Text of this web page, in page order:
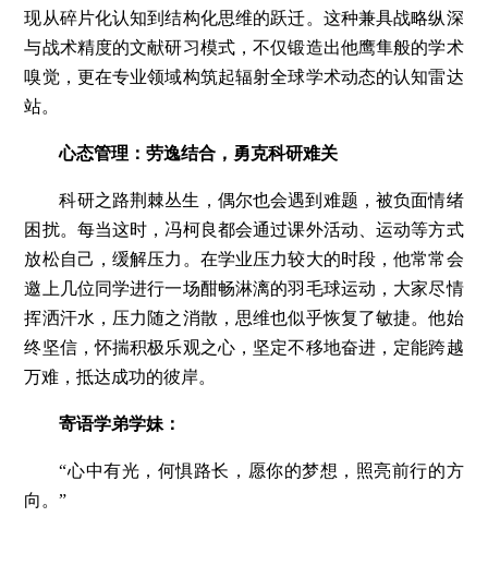
现从碎片化认知到结构化思维的跃迁。这种兼具战略纵深
与战术精度的文献研习模式，不仅锻造出他鹰隼般的学术
嗅觉，更在专业领域构筑起辐射全球学术动态的认知雷达
站。
心态管理：劳逸结合，勇克科研难关
科研之路荆棘丛生，偶尔也会遇到难题，被负面情绪
困扰。每当这时，冯柯良都会通过课外活动、运动等方式
放松自己，缓解压力。在学业压力较大的时段，他常常会
邀上几位同学进行一场酣畅淋漓的羽毛球运动，大家尽情
挥洒汗水，压力随之消散，思维也似乎恢复了敏捷。他始
终坚信，怀揣积极乐观之心，坚定不移地奋进，定能跨越
万难，抵达成功的彼岸。
寄语学弟学妹：
“心中有光，何惧路长，愿你的梦想，照亮前行的方
向。”